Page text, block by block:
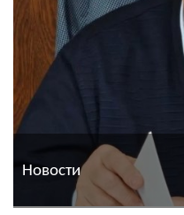
Новости